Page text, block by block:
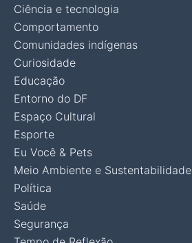
Ciência e tecnologia
Comportamento
Comunidades indígenas
Curiosidade
Educação
Entorno do DF
Espaço Cultural
Esporte
Eu Você & Pets
Meio Ambiente e Sustentabilidade
Política
Saúde
Segurança